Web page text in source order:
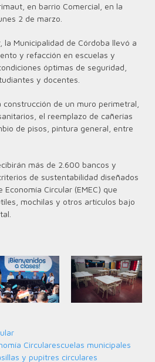
en barrio Comercial, en la
2 de marzo.
la Municipalidad de Córdoba llevó a
y refacción en escuelas y
óptimas de seguridad,
y docentes.
de un muro perimetral,
el reemplazo de cañerías
de pisos, pintura general, entre
más de 2.600 bancos y
de sustentabilidad diseñados
Economía Circular (EMEC) que
mochilas y otros artículos bajo
Circularescuelas municipales
sillas y pupitres circulares